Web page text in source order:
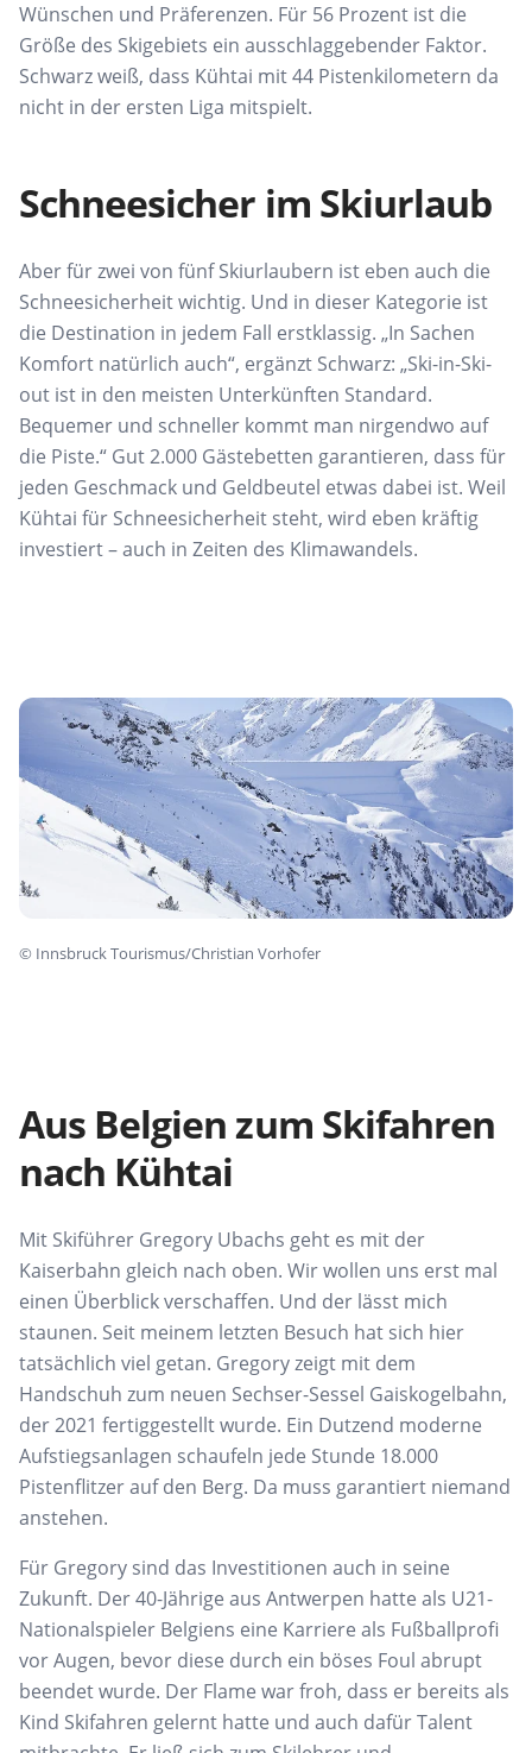
Wünschen und Präferenzen. Für 56 Prozent ist die
Größe des Skigebiets ein ausschlaggebender Faktor.
Schwarz weiß, dass Kühtai mit 44 Pistenkilometern da
nicht in der ersten Liga mitspielt.
Schneesicher im Skiurlaub
Aber für zwei von fünf Skiurlaubern ist eben auch die
Schneesicherheitwichtig. Und in dieser Kategorie ist
die Destination in jedem Fall erstklassig. „In Sachen
Komfort natürlich auch“, ergänzt Schwarz: „Ski-in-Ski-
out ist in den meisten Unterkünften Standard.
Bequemer und schneller kommt man nirgendwo auf
die Piste.“ Gut 2.000 Gästebetten garantieren, dass für
jeden Geschmack und Geldbeutel etwas dabei ist. Weil
Kühtai für Schneesicherheit steht, wird eben kräftig
investiert – auch in Zeiten des Klimawandels.
© Innsbruck Tourismus/Christian Vorhofer
Aus Belgien zum Skifahren
nach Kühtai
Mit Skiführer Gregory Ubachs geht es mit der
Kaiserbahn gleich nach oben. Wir wollen uns erst mal
einen Überblick verschaffen. Und der lässt mich
staunen. Seit meinem letzten Besuch hat sich hier
tatsächlich viel getan. Gregory zeigt mit dem
Handschuh zum neuen Sechser-Sessel Gaiskogelbahn,
der 2021 fertiggestellt wurde. Ein Dutzend moderne
Aufstiegsanlagen schaufeln jede Stunde 18.000
Pistenflitzer auf den Berg. Da muss garantiert niemand
anstehen.
Für Gregory sind das Investitionen auch in seine
Zukunft. Der 40-Jährige aus Antwerpen hatte als U21-
Nationalspieler Belgiens eine Karriere als Fußballprofi
vorAugen, bevor diese durch ein böses Foul abrupt
beendet wurde. Der Flame war froh, dass er bereits als
Kind Skifahren gelernt hatte und auch dafür Talent